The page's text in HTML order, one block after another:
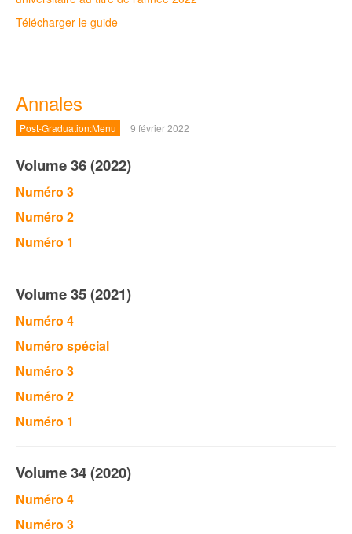
Télécharger le guide
Annales
Post-Graduation:Menu 9 février 2022
Volume 36 (2022)
Numéro 3
Numéro 2
Numéro 1
Volume 35 (2021)
Numéro 4
Numéro spécial
Numéro 3
Numéro 2
Numéro 1
Volume 34 (2020)
Numéro 4
Numéro 3